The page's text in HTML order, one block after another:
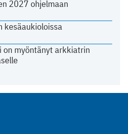
2027 ohjelmaan
kesäaukioloissa
on myöntänyt arkkiatrin